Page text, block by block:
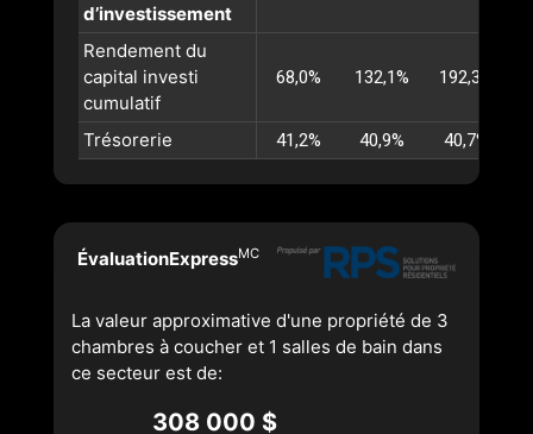
d’investissement
Rendement du
capital investi
cumulatif
68,0% 132,1% 192,3%
Trésorerie 41,2% 40,9% 40,7%
ÉvaluationExpressMC
La valeur approximative d'une propriété de 3
chambres à coucher et 1 salles de bain dans
ce secteur est de:
308 000 $